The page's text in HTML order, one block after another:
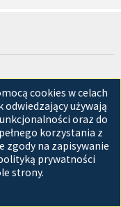
do listy przyjaciół będą
się w panelu
szybko sprawdzić ich
Zależnie od
mogą być
do listy wrogów,
cookies w celach
używają
oraz do
korzystania z
zgody na zapisywanie
prywatności
strony.